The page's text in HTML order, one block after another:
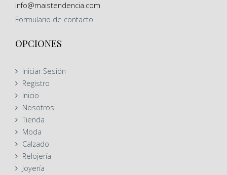
info@maistendencia.com
Formulario de contacto
OPCIONES
Iniciar Sesión
Registro
Inicio
Nosotros
Tienda
Moda
Calzado
Relojería
Joyería